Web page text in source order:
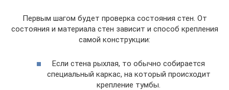
Первым шагом будет проверка состояния стен. От
состояния и материала стен зависит и способ крепления
самой конструкции:
Если стена рыхлая, то обычно собирается
специальный каркас, на который происходит
крепление тумбы.